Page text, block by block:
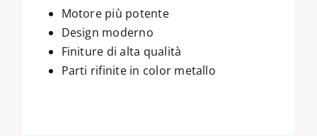
Motore più potente
Design moderno
Finiture di alta qualità
Parti rifinite in color metallo